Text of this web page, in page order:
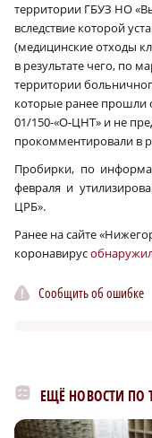
территории ГБУЗ НО
вследствие которой
(медицинские отходы
в результате чего, по
территории
которые ранее прошли
01/150-«О‑ЦНТ» и не
прокомментировали в
Пробирки, по
февраля и
ЦРБ».
Ранее на сайте
коронавирус
Сообщить об ошибке
ЕЩЁ НОВОСТИ ПО